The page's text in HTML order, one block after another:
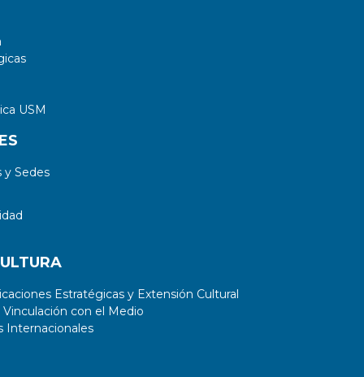
USM
Sedes
Estratégicas y Extensión Cultural
con el Medio
Internacionales